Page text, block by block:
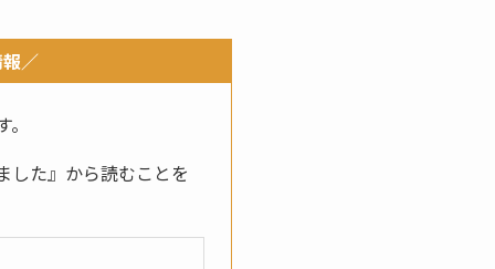
／
した』から読むことを